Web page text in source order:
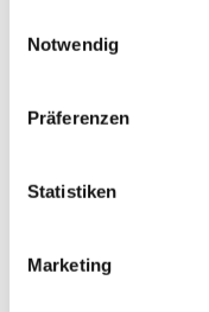
Notwendig
Präferenzen
Statistiken
Marketing